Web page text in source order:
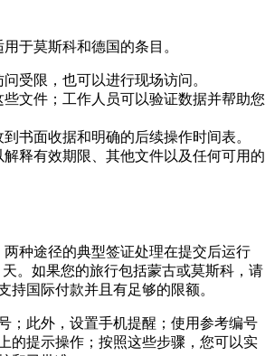
于莫斯科和德国的条目。
受限，也可以进行现场访问。
文件；工作人员可以验证数据并帮助您
书面收据和明确的后续操作时间表。
释有效期限、其他文件以及任何可用的
种途径的典型签证处理在提交后运行
。如果您的旅行包括蒙古或莫斯科，请
国际付款并且有足够的限额。
；此外，设置手机提醒；使用参考编号
的提示操作；按照这些步骤，您可以实